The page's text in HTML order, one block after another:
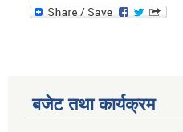
बजेट तथा कार्यक्रम